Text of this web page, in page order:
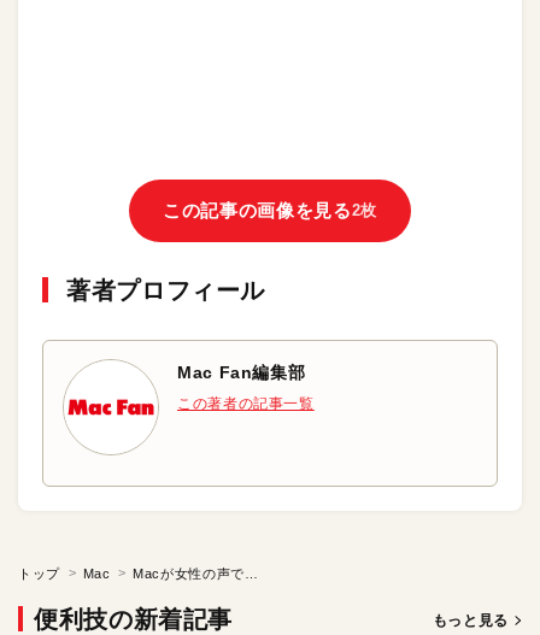
この記事の画像を見る2枚
著者プロフィール
Mac Fan編集部
この著者の記事一覧
トップ Mac
便利技の新着記事 もっと見る